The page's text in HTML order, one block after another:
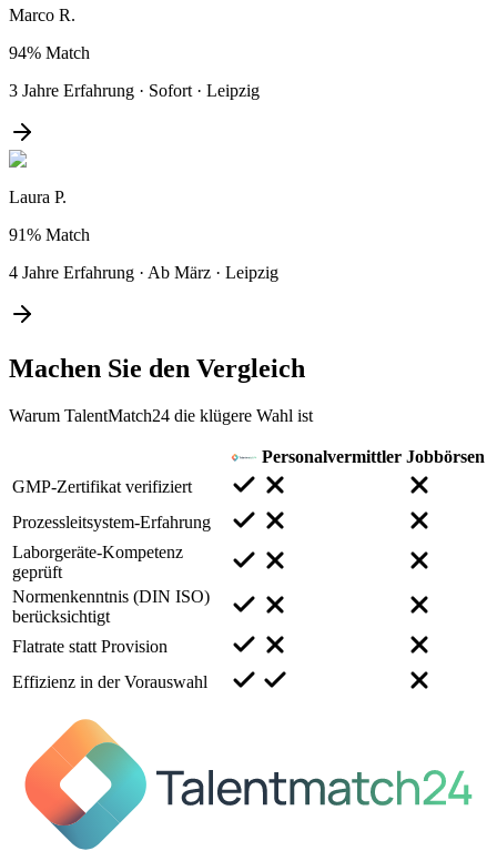
Marco R.
94% Match
3 Jahre Erfahrung · Sofort · Leipzig
Laura P.
91% Match
4 Jahre Erfahrung · Ab März · Leipzig
Machen Sie den Vergleich
Warum TalentMatch24 die klügere Wahl ist
Personalvermittler Jobbörsen
GMP-Zertifikat verifiziert
Prozessleitsystem-Erfahrung
Laborgeräte-Kompetenz
geprüft
Normenkenntnis (DIN ISO)
berücksichtigt
Flatrate statt Provision
Effizienz in der Vorauswahl